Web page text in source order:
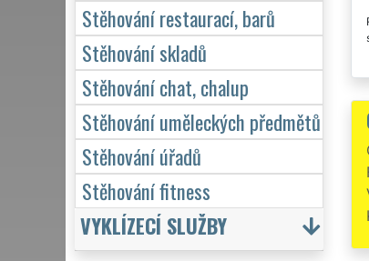
Stěhování restaurací, barů
Stěhování skladů
Stěhování chat, chalup
Stěhování uměleckých předmětů
Stěhování úřadů
Stěhování fitness
VYKLÍZECÍ SLUŽBY